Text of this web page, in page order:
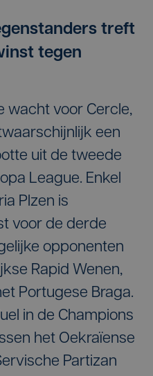
treft
tegen
wacht voor Cercle,
een
uit de tweede
League. Enkel
Plzen is
voor de derde
opponenten
Rapid Wenen,
Portugese Braga.
in de Champions
het Oekraïense
Partizan